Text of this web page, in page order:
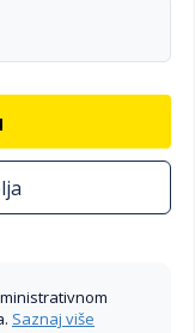
Saznaj više